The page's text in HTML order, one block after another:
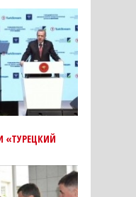
«ТУРЕЦКИЙ